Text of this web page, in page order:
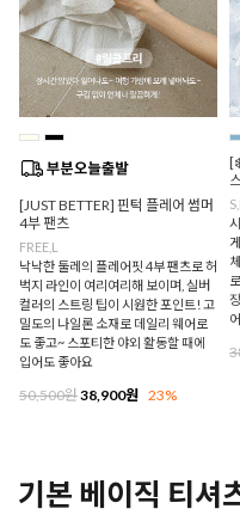
[JUST BETTER] 핀턱 플레어 썸머
4부 팬츠
FREE,L
낙낙한 둘레의 플레어핏 4부 팬츠로 허
벅지 라인이 여리여리해 보이며, 실버
컬러의 스트링 팁이 시원한 포인트! 고
밀도의 나일론 소재로 데일리 웨어로
도 좋고~ 스포티한 야외 활동할 때에
입어도 좋아요
50,500원38,900원 23%
기본 베이직 티셔